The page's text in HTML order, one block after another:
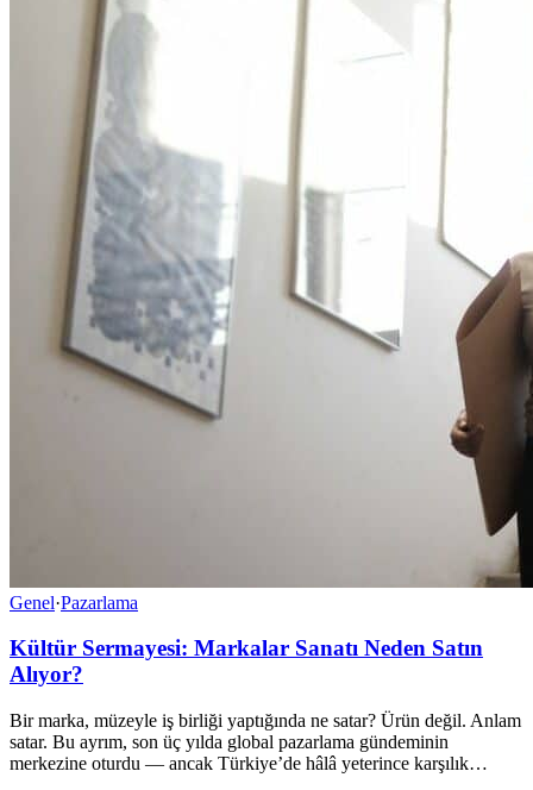
Genel·Pazarlama
Kültür Sermayesi: Markalar Sanatı Neden Satın
Alıyor?
Bir marka, müzeyle iş birliği yaptığında ne satar? Ürün değil. Anlam
satar. Bu ayrım, son üç yılda global pazarlama gündeminin
merkezine oturdu — ancak Türkiye’de hâlâ yeterince karşılık…